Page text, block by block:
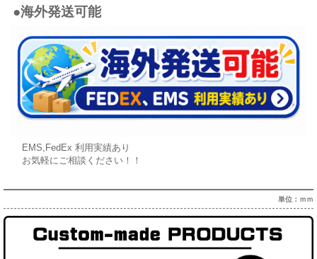
●海外発送可能
EMS,FedEx 利用実績あり
お気軽にご相談ください！！
単位：ｍｍ